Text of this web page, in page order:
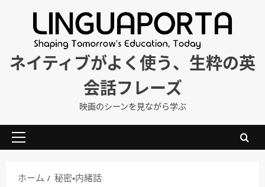
ネイティブがよく使う、生粋の英
会話フレーズ
映画のシーンを見ながら学ぶ
メ
ン
ホーム 秘密・内緒話